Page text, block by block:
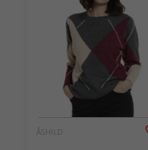
ÅSHILD